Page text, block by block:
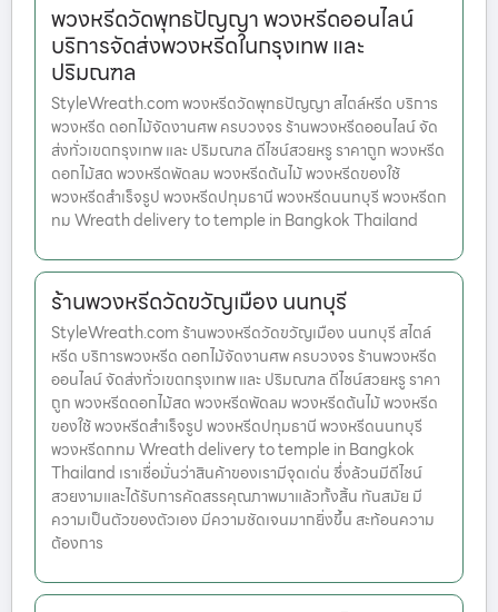
พวงหรีดวัดพุทธปัญญา พวงหรีดออนไลน์
บริการจัดส่งพวงหรีดในกรุงเทพ และ
ปริมณฑล
StyleWreath.com พวงหรีดวัดพุทธปัญญา สไตล์หรีด บริการ
พวงหรีด ดอกไม้จัดงานศพ ครบวงจร ร้านพวงหรีดออนไลน์ จัด
ส่งทั่วเขตกรุงเทพ และ ปริมณฑล ดีไซน์สวยหรู ราคาถูก พวงหรีด
ดอกไม้สด พวงหรีดพัดลม พวงหรีดต้นไม้ พวงหรีดของใช้
พวงหรีดสำเร็จรูป พวงหรีดปทุมธานี พวงหรีดนนทบุรี พวงหรีดก
ทม Wreath delivery to temple in Bangkok Thailand
ร้านพวงหรีดวัดขวัญเมือง นนทบุรี
StyleWreath.com ร้านพวงหรีดวัดขวัญเมือง นนทบุรี สไตล์
หรีด บริการพวงหรีด ดอกไม้จัดงานศพ ครบวงจร ร้านพวงหรีด
ออนไลน์ จัดส่งทั่วเขตกรุงเทพ และ ปริมณฑล ดีไซน์สวยหรู ราคา
ถูก พวงหรีดดอกไม้สด พวงหรีดพัดลม พวงหรีดต้นไม้ พวงหรีด
ของใช้ พวงหรีดสำเร็จรูป พวงหรีดปทุมธานี พวงหรีดนนทบุรี
พวงหรีดกทม Wreath delivery to temple in Bangkok
Thailand เราเชื่อมั่นว่าสินค้าของเรามีจุดเด่น ซึ่งล้วนมีดีไซน์
สวยงามและได้รับการคัดสรรคุณภาพมาแล้วทั้งสิ้น ทันสมัย มี
ความเป็นตัวของตัวเอง มีความชัดเจนมากยิ่งขึ้น สะท้อนความ
ต้องการ